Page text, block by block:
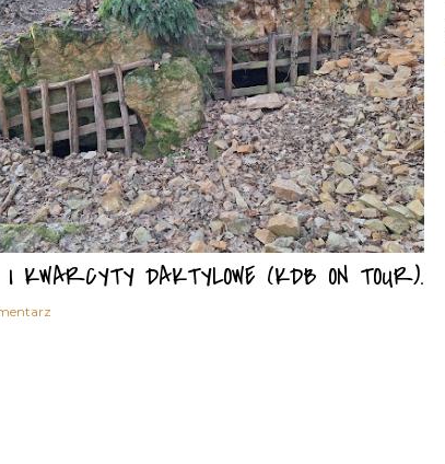
I KWARCYTY DAKTYLOWE (KDB ON TOUR).